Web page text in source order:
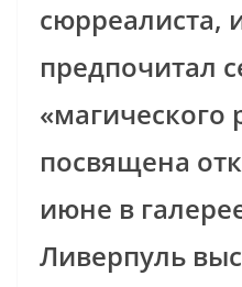
сюрреалиста,
предпочитал
«магического
посвящена
июне в
Ливерпуль